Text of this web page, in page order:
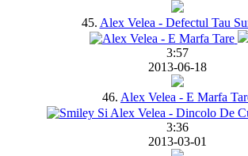
45. Alex Velea - Defectul Tau
3:57
2013-06-18
46. Alex Velea - E Marfa
3:36
2013-03-01